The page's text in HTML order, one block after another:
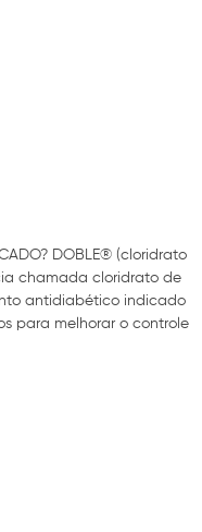
DOBLE® (cloridrato
chamada cloridrato de
antidiabético indicado
para melhorar o controle